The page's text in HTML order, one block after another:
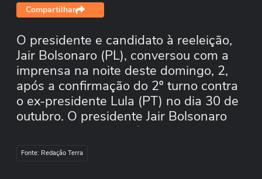
Compartilhar
O presidente e candidato à reeleição,
Jair Bolsonaro (PL), conversou com a
imprensa na noite deste domingo, 2,
após a confirmação do 2º turno contra
o ex-presidente Lula (PT) no dia 30 de
outubro. O presidente Jair Bolsonaro
(PL) afirmou que está confiante para a
disputa do 2º turno contra seu rival, o
ex-presidente Luiz Inácio Lula da Silva
Fonte: Redação Terra